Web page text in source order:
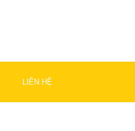
LIÊN HỆ